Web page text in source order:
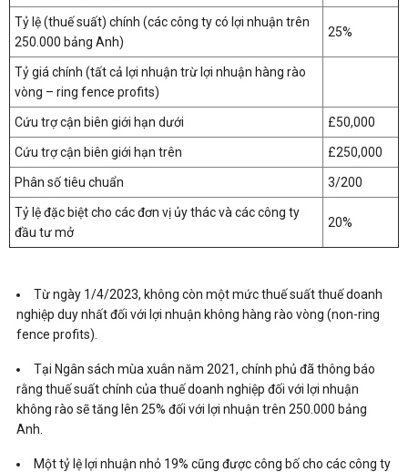
Tỷ lệ (thuế suất) chính (các công ty có lợi nhuận trên
250.000 bảng Anh)
25%
Tỷ giá chính (tất cả lợi nhuận trừ lợi nhuận hàng rào
vòng – ring fence profits)
Cứu trợ cận biên giới hạn dưới £50,000
Cứu trợ cận biên giới hạn trên £250,000
Phân số tiêu chuẩn 3/200
Tỷ lệ đặc biệt cho các đơn vị ủy thác và các công ty
đầu tư mở
20%
Từ ngày 1/4/2023, không còn một mức thuế suất thuế doanh
nghiệp duy nhất đối với lợi nhuận không hàng rào vòng (non-ring
fence profits).
Tại Ngân sách mùa xuân năm 2021, chính phủ đã thông báo
rằng thuế suất chính của thuế doanh nghiệp đối với lợi nhuận
không rào sẽ tăng lên 25% đối với lợi nhuận trên 250.000 bảng
Anh.
Một tỷ lệ lợi nhuận nhỏ 19% cũng được công bố cho các công ty